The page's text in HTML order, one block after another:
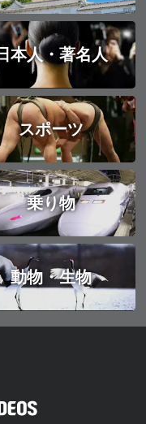
本人・著名人
スポーツ
乗り物
動物・生物